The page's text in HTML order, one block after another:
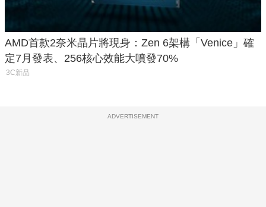
AMD首款2奈米晶片將現身：Zen 6架構「Venice」確
定7月發表、256核心效能大噴發70%
3C新品
ADVERTISEMENT